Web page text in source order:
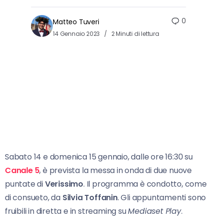
Matteo Tuveri
14 Gennaio 2023 2 Minuti di lettura
0
Sabato 14 e domenica 15 gennaio, dalle ore 16:30 su
Canale 5, è prevista la messa in onda di due nuove
puntate diVerissimo. Il programma è condotto, come
di consueto, da Silvia Toffanin. Gli appuntamenti sono
fruibili in diretta e in streaming suMediaset Play.